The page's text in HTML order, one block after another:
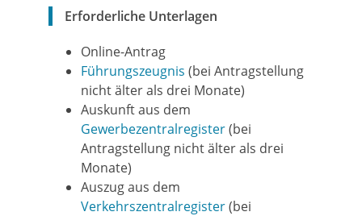
Erforderliche Unterlagen
Online-Antrag
Führungszeugnis (bei Antragstellung
nicht älter als drei Monate)
Auskunft aus dem
Gewerbezentralregister(bei
Antragstellung nicht älter als drei
Monate)
Auszug aus dem
Verkehrszentralregister(bei